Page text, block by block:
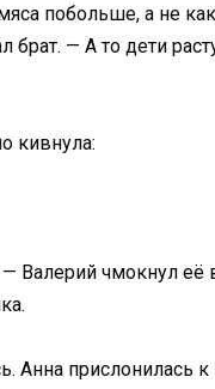
побольше, а не
брат. — А то дети
кивнула:
— Валерий чмокнул
Анна прислонилась к